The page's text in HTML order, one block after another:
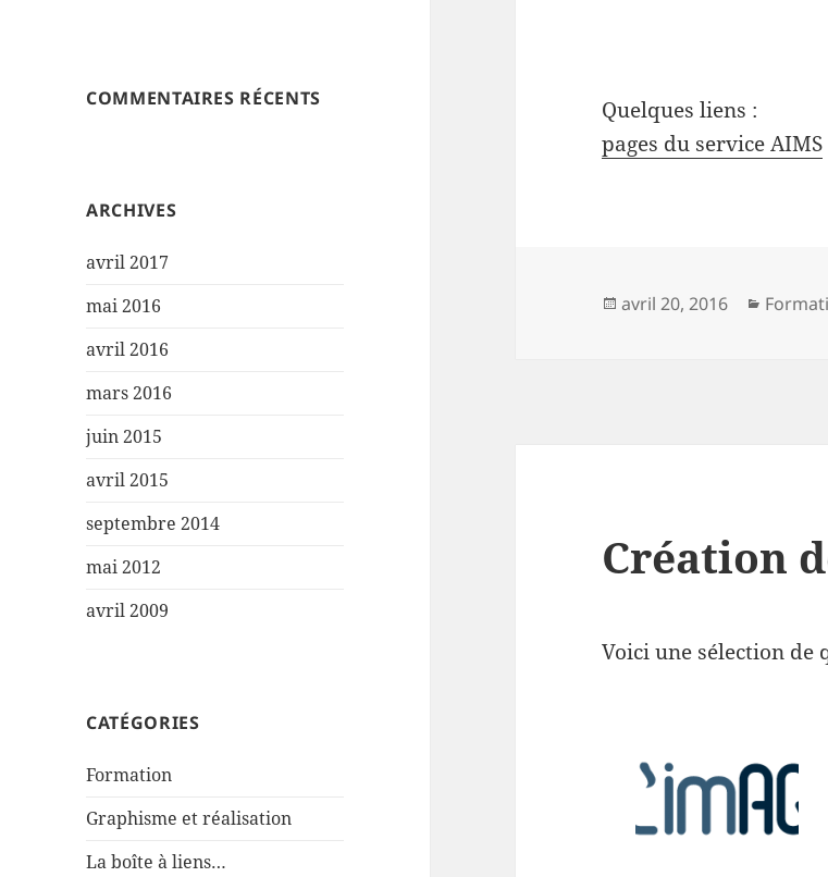
COMMENTAIRES RÉCENTS
ARCHIVES
avril 2017
mai 2016
avril 2016
mars 2016
juin 2015
avril 2015
septembre 2014
mai 2012
avril 2009
CATÉGORIES
Formation
Graphisme et réalisation
La boîte à liens…
Quelques liens :
pages du service AIMS
Publié
avril 20, 2016
Création
Voici une sélection de